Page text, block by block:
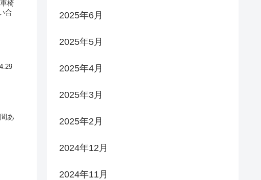
椅
合
あ
2025年6月
2025年5月
2025年4月
2025年3月
2025年2月
2024年12月
2024年11月